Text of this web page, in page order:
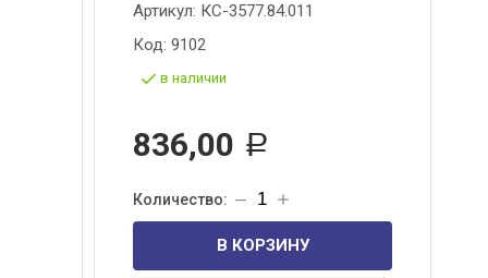
Артикул: КС-3577.84.011
Код: 9102
в наличии
836,00 Р
В КОРЗИНУ